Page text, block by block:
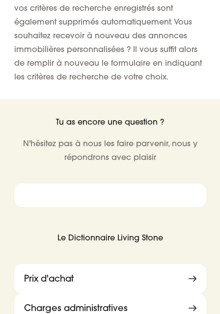
vos critères de recherche enregistrés sont
également supprimés automatiquement. Vous
souhaitez recevoir à nouveau des annonces
immobilières personnalisées ? Il vous suffit alors
de remplir à nouveau le formulaire en indiquant
les critères de recherche de votre choix.
Tu as encore une question ?
N'hésitez pas à nous les faire parvenir, nous y
répondrons avec plaisir
Le Dictionnaire Living Stone
Prix d'achat
Charges administratives